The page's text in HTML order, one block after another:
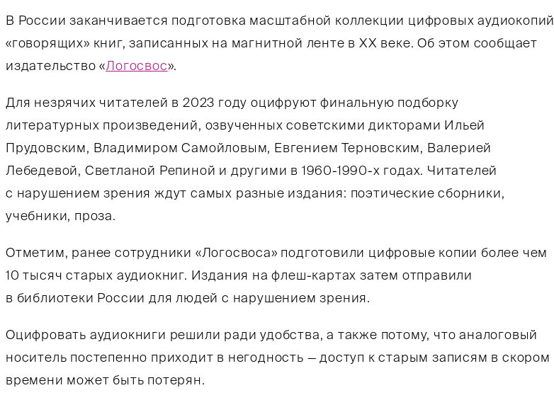
В России заканчивается подготовка масштабной коллекции цифровых аудиокопий
«говорящих» книг, записанных на магнитной ленте в XX веке. Об этом сообщает
издательство «Логосвос».
Для незрячих читателей в 2023 году оцифруют финальную подборку
литературных произведений, озвученных советскими дикторами Ильей
Прудовским, Владимиром Самойловым, Евгением Терновским, Валерией
Лебедевой, Светланой Репиной и другими в 1960-1990-х годах. Читателей
с нарушением зрения ждут самых разные издания: поэтические сборники,
учебники, проза.
Отметим, ранее сотрудники «Логосвоса» подготовили цифровые копии более чем
10 тысяч старых аудиокниг. Издания на флеш-картах затем отправили
в библиотеки России для людей с нарушением зрения.
Оцифровать аудиокниги решили ради удобства, а также потому, что аналоговый
носитель постепенно приходит в негодность — доступ к старым записям в скором
времени может быть потерян.